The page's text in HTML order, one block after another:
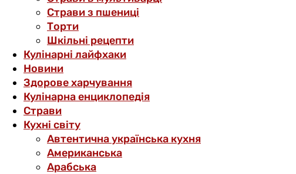
Страви з пшениці
Торти
Шкільні рецепти
Кулінарні лайфхаки
Новини
Здорове харчування
Кулінарна енциклопедія
Страви
Кухні світу
Автентична українська кухня
Американська
Арабська